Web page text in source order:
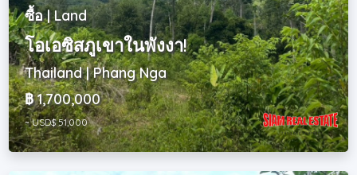
ซื้อ | Land
โอเอซิสภูเขาในพังงา!
Thailand | Phang Nga
฿ 1,700,000
~ USD$ 51,000